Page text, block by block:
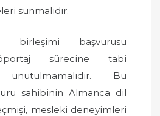
sunmalıdır.
birleşimi başvurusu
sürecine tabi
Bu
sahibinin Almanca dil
mesleki deneyimleri